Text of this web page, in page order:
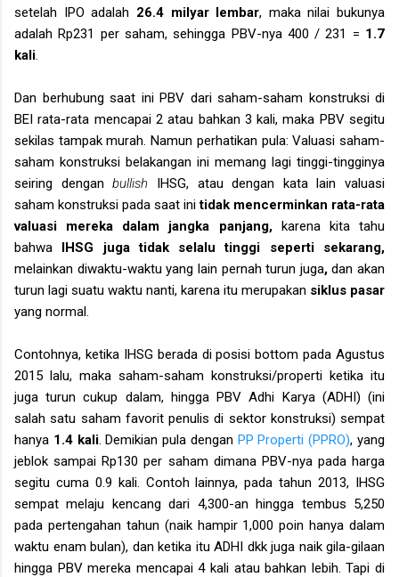
setelah IPO adalah 26.4 milyar lembar, maka nilai bukunya
adalah Rp231 per saham, sehingga PBV-nya 400 / 231 = 1.7
kali
Dan berhubung saat ini PBV dari saham-saham konstruksi di
BEI rata-rata mencapai 2 atau bahkan 3 kali, maka PBV segitu
sekilas tampak murah. Namun perhatikan pula: Valuasi saham-
saham konstruksi belakangan ini memang lagi tinggi-tingginya
seiring denganbullish IHSG, atau dengan kata lain valuasi
saham konstruksi pada saat initidak mencerminkan rata-rata
valuasi mereka dalam jangka panjang, karena kita tahu
bahwa IHSG juga tidak selalu tinggi seperti sekarang,
melainkan diwaktu-waktu yang lain pernah turun juga,dan akan
turun lagi suatu waktu nanti, karena itu merupakan siklus pasar
yang normal.
Contohnya, ketika IHSG berada di posisi bottom pada Agustus
2015 lalu, maka saham-saham konstruksi/properti ketika itu
juga turun cukup dalam, hingga PBV Adhi Karya (ADHI) (ini
salah satu saham favorit penulis di sektor konstruksi) sempat
hanya 1.4 kali. Demikian pula dengan PP Properti (PPRO), yang
jeblok sampai Rp130 per saham dimana PBV-nya pada harga
segitu cuma 0.9 kali. Contoh lainnya, pada tahun 2013, IHSG
sempat melaju kencang dari 4,300-an hingga tembus 5,250
pada pertengahan tahun (naik hampir 1,000 poin hanya dalam
waktu enam bulan), dan ketika itu ADHI dkk juga naik gila-gilaan
hingga PBV mereka mencapai 4 kali atau bahkan lebih. Tapi di